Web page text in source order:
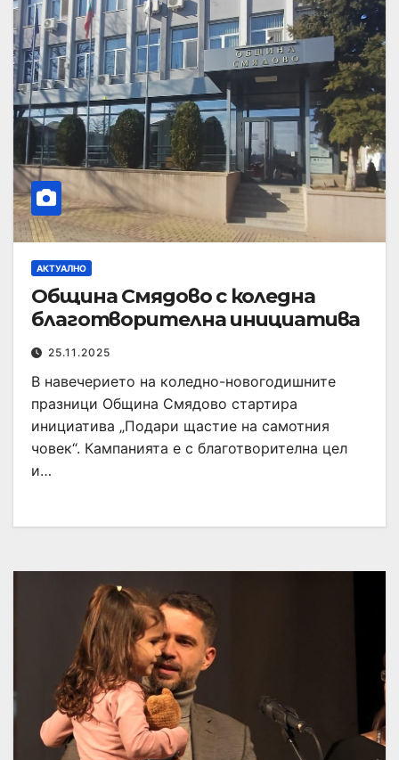
АКТУАЛНО
Община Смядово с коледна
благотворителна инициатива
25.11.2025
В навечерието на коледно-новогодишните
празници Община Смядово стартира
инициатива „Подари щастие на самотния
човек“. Кампанията е с благотворителна цел
и…